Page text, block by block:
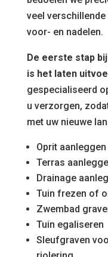
veel
voor- en nadelen.
De eerste stap
is het laten
gespecialiseerd
u verzorgen,
met uw nieuwe
Oprit aanleggen
Terras
Drainage
Tuin frezen of
Zwembad
Tuin egaliseren
Sleufgraven